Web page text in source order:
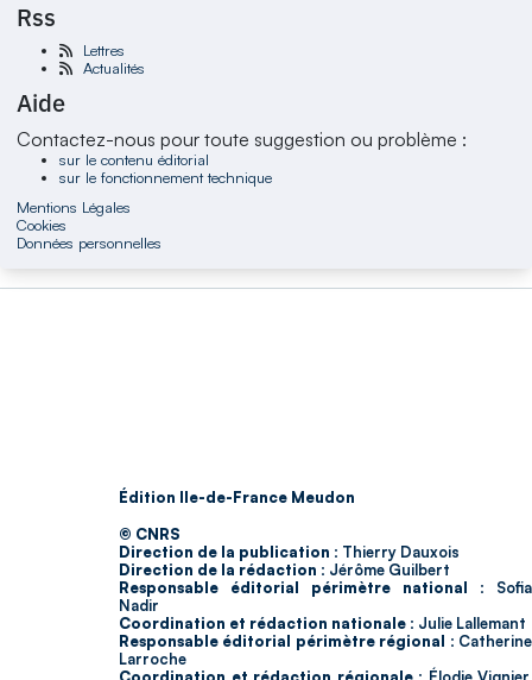
Rss
Lettres
Actualités
Aide
Contactez-nous pour toute suggestion ou problème :
sur le contenu éditorial
sur le fonctionnement technique
Mentions Légales
Cookies
Données personnelles
Édition Ile-de-France Meudon
© CNRS
Direction de la publication : Thierry Dauxois
Direction de la rédaction : Jérôme Guilbert
Responsable éditorial périmètre national : Sofia
Nadir
Coordination et rédaction nationale : Julie Lallemant
Responsable éditorial périmètre régional : Catherine
Larroche